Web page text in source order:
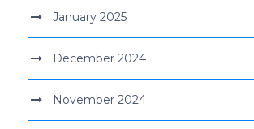
January 2025
December 2024
November 2024